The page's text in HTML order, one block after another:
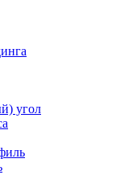
угол